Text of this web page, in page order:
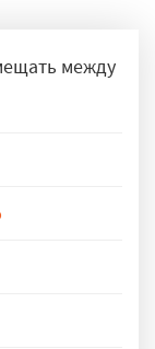
между
и пулестойкости
стать либо
– полностью
Оно не только
комфортного